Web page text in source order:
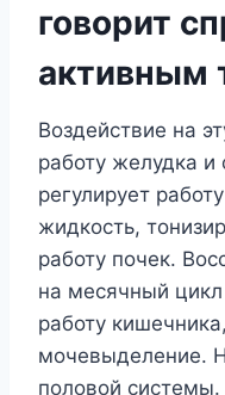
говорит
активным
Воздействие на
работу желудка и
регулирует
жидкость,
работу почек.
на месячный
работу
мочевыделение.
половой